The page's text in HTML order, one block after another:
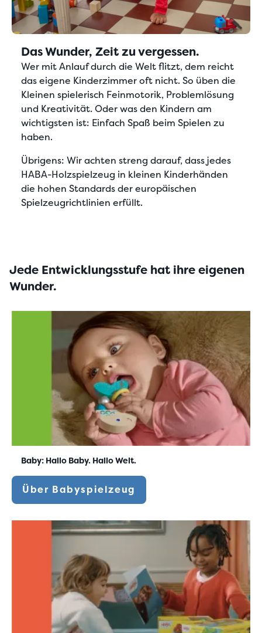
Das Wunder, Zeit zu vergessen.
Wer mit Anlauf durch die Welt flitzt, dem reicht
das eigene Kinderzimmer oft nicht. So üben die
Kleinen spielerisch Feinmotorik, Problemlösung
und Kreativität. Oder was den Kindern am
wichtigsten ist: Einfach Spaß beim Spielen zu
haben.
Übrigens: Wir achten streng darauf, dass jedes
HABA-Holzspielzeug in kleinen Kinderhänden
die hohen Standards der europäischen
Spielzeugrichtlinien erfüllt.
Jede Entwicklungsstufe hat ihre eigenen
Wunder.
Baby: Hallo Baby. Hallo Welt.
Über Babyspielzeug